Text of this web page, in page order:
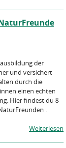
der
und versichert
durch die
einen echten
Hier findest du 8
.
Weiterlesen